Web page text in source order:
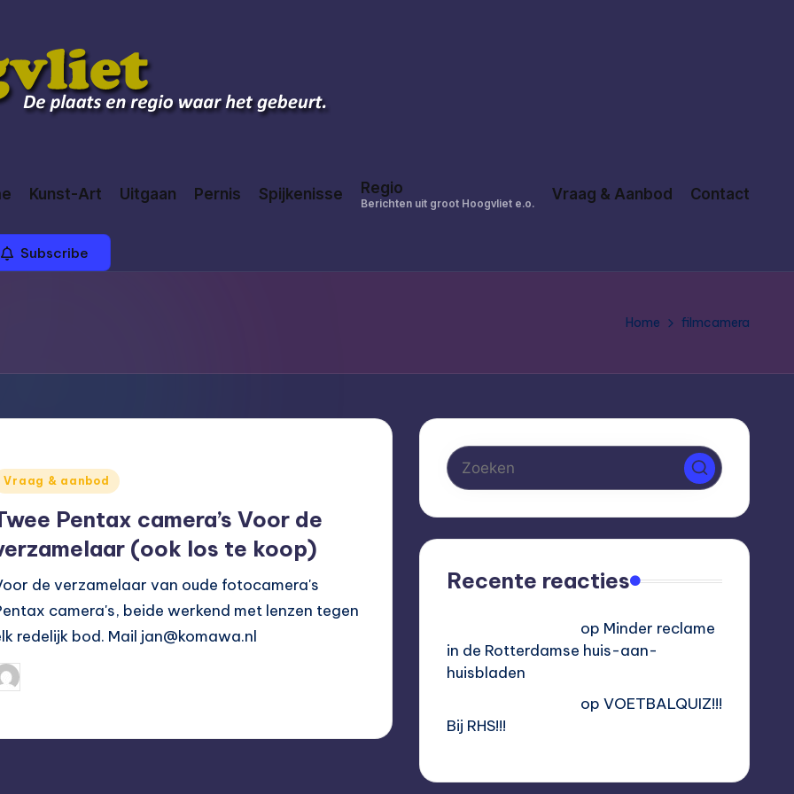
Kunst-Art Uitgaan Pernis Spijkenisse Regio
Berichten uit groot Hoogvliet e.o.
Vraag & Aanbod Contact
Subscribe
Home filmcamera
Vraag & aanbod
Pentax camera’s Voor de
(ook los te koop)
de verzamelaar van oude fotocamera's
camera's, beide werkend met lenzen tegen
redelijk bod. Mail jan@komawa.nl
Recente reacties
op Minder reclame
in de Rotterdamse huis-aan-
huisbladen
op VOETBALQUIZ!!!
Bij RHS!!!